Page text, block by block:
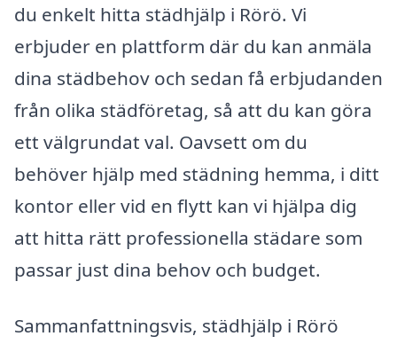
du enkelt hitta städhjälp i Rörö. Vi
erbjuder en plattform där du kan anmäla
dina städbehov och sedan få erbjudanden
från olika städföretag, så att du kan göra
ett välgrundat val. Oavsett om du
behöver hjälp med städning hemma, i ditt
kontor eller vid en flytt kan vi hjälpa dig
att hitta rätt professionella städare som
passar just dina behov och budget.
Sammanfattningsvis, städhjälp i Rörö